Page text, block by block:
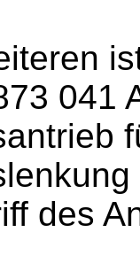
041
des